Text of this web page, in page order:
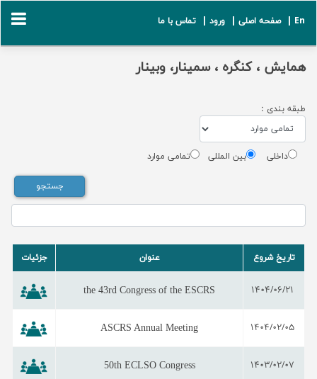
En | صفحه اصلی | ورود | تماس با ما
همایش ، کنگره ، سمینار، وبینار
طبقه بندی :
داخلی بین المللی تمامی موارد
تاریخ شروع عنوان جزئیات
1404/06/21
the 43rd Congress of the ESCRS
1404/02/05
ASCRS Annual Meeting
1403/02/07
50th ECLSO Congress